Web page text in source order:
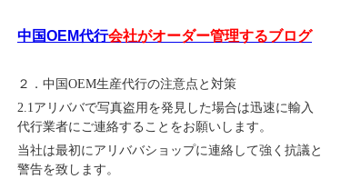
中国OEM代行会社がオーダー管理するブログ
２． 中国OEM生産代行の注意点と対策
2.1アリババで写真盗用を発見した場合は迅速に輸入
代行業者にご連絡することをお願いします。
当社は最初にアリババショップに連絡して強く抗議と
警告を致します。